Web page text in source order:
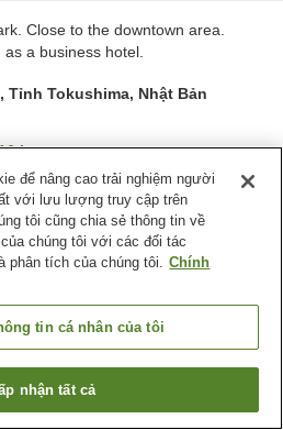
Close to the downtown area.
a business hotel.
Tỉnh Tokushima, Nhật Bản
lượt
Tokushima
Thành phố Tokushima
phòng trống
để nâng cao trải nghiệm người
với lưu lượng truy cập trên
tôi cũng chia sẻ thông tin về
chúng tôi với các đối tác
phân tích của chúng tôi. Chính
tin cá nhân của tôi
nhận tất cả